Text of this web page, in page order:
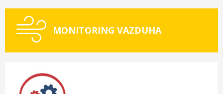
MONITORING VAZDUHA